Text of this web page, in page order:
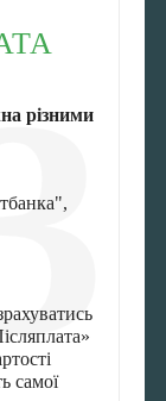
різними
самої